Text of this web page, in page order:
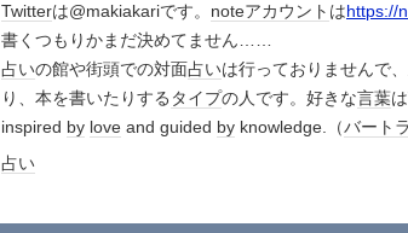
Twitterは@makiakariです。 noteアカウント はhttps://
書くつもりかまだ決めてません……
占いの館や街頭での対面占いは行っておりませんで
り、本を書いたりする タイプの人です。好きな言葉
inspired by love and guided by knowledge.（バート
占い